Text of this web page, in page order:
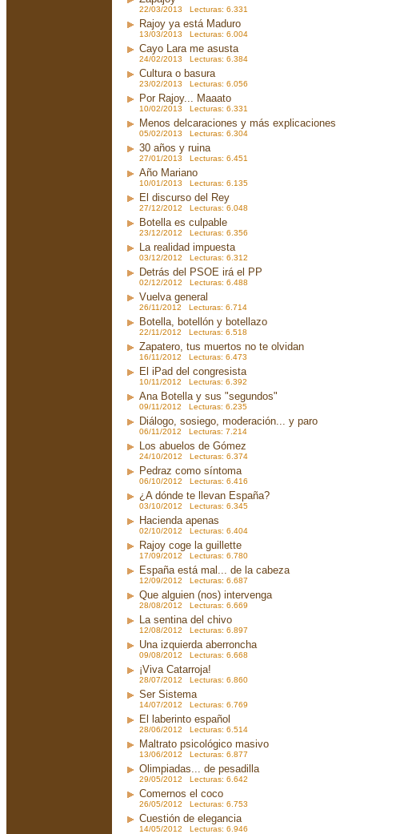
22/03/2013 Lecturas: 6.331
Rajoy ya está Maduro
13/03/2013 Lecturas: 6.004
Cayo Lara me asusta
24/02/2013 Lecturas: 6.384
Cultura o basura
23/02/2013 Lecturas: 6.056
Por Rajoy... Maaato
10/02/2013 Lecturas: 6.331
Menos delcaraciones y más explicaciones
05/02/2013 Lecturas: 6.304
30 años y ruina
27/01/2013 Lecturas: 6.451
Año Mariano
10/01/2013 Lecturas: 6.135
El discurso del Rey
27/12/2012 Lecturas: 6.048
Botella es culpable
23/12/2012 Lecturas: 6.356
La realidad impuesta
03/12/2012 Lecturas: 6.312
Detrás del PSOE irá el PP
02/12/2012 Lecturas: 6.488
Vuelva general
26/11/2012 Lecturas: 6.714
Botella, botellón y botellazo
22/11/2012 Lecturas: 6.518
Zapatero, tus muertos no te olvidan
16/11/2012 Lecturas: 6.473
El iPad del congresista
10/11/2012 Lecturas: 6.392
Ana Botella y sus "segundos"
09/11/2012 Lecturas: 6.235
Diálogo, sosiego, moderación... y paro
06/11/2012 Lecturas: 7.214
Los abuelos de Gómez
24/10/2012 Lecturas: 6.374
Pedraz como síntoma
06/10/2012 Lecturas: 6.416
¿A dónde te llevan España?
03/10/2012 Lecturas: 6.345
Hacienda apenas
02/10/2012 Lecturas: 6.404
Rajoy coge la guillette
17/09/2012 Lecturas: 6.780
España está mal... de la cabeza
12/09/2012 Lecturas: 6.687
Que alguien (nos) intervenga
28/08/2012 Lecturas: 6.669
La sentina del chivo
12/08/2012 Lecturas: 6.897
Una izquierda aberroncha
09/08/2012 Lecturas: 6.668
¡Viva Catarroja!
28/07/2012 Lecturas: 6.860
Ser Sistema
14/07/2012 Lecturas: 6.769
El laberinto español
28/06/2012 Lecturas: 6.514
Maltrato psicológico masivo
13/06/2012 Lecturas: 6.877
Olimpiadas... de pesadilla
29/05/2012 Lecturas: 6.642
Comernos el coco
26/05/2012 Lecturas: 6.753
Cuestión de elegancia
14/05/2012 Lecturas: 6.946